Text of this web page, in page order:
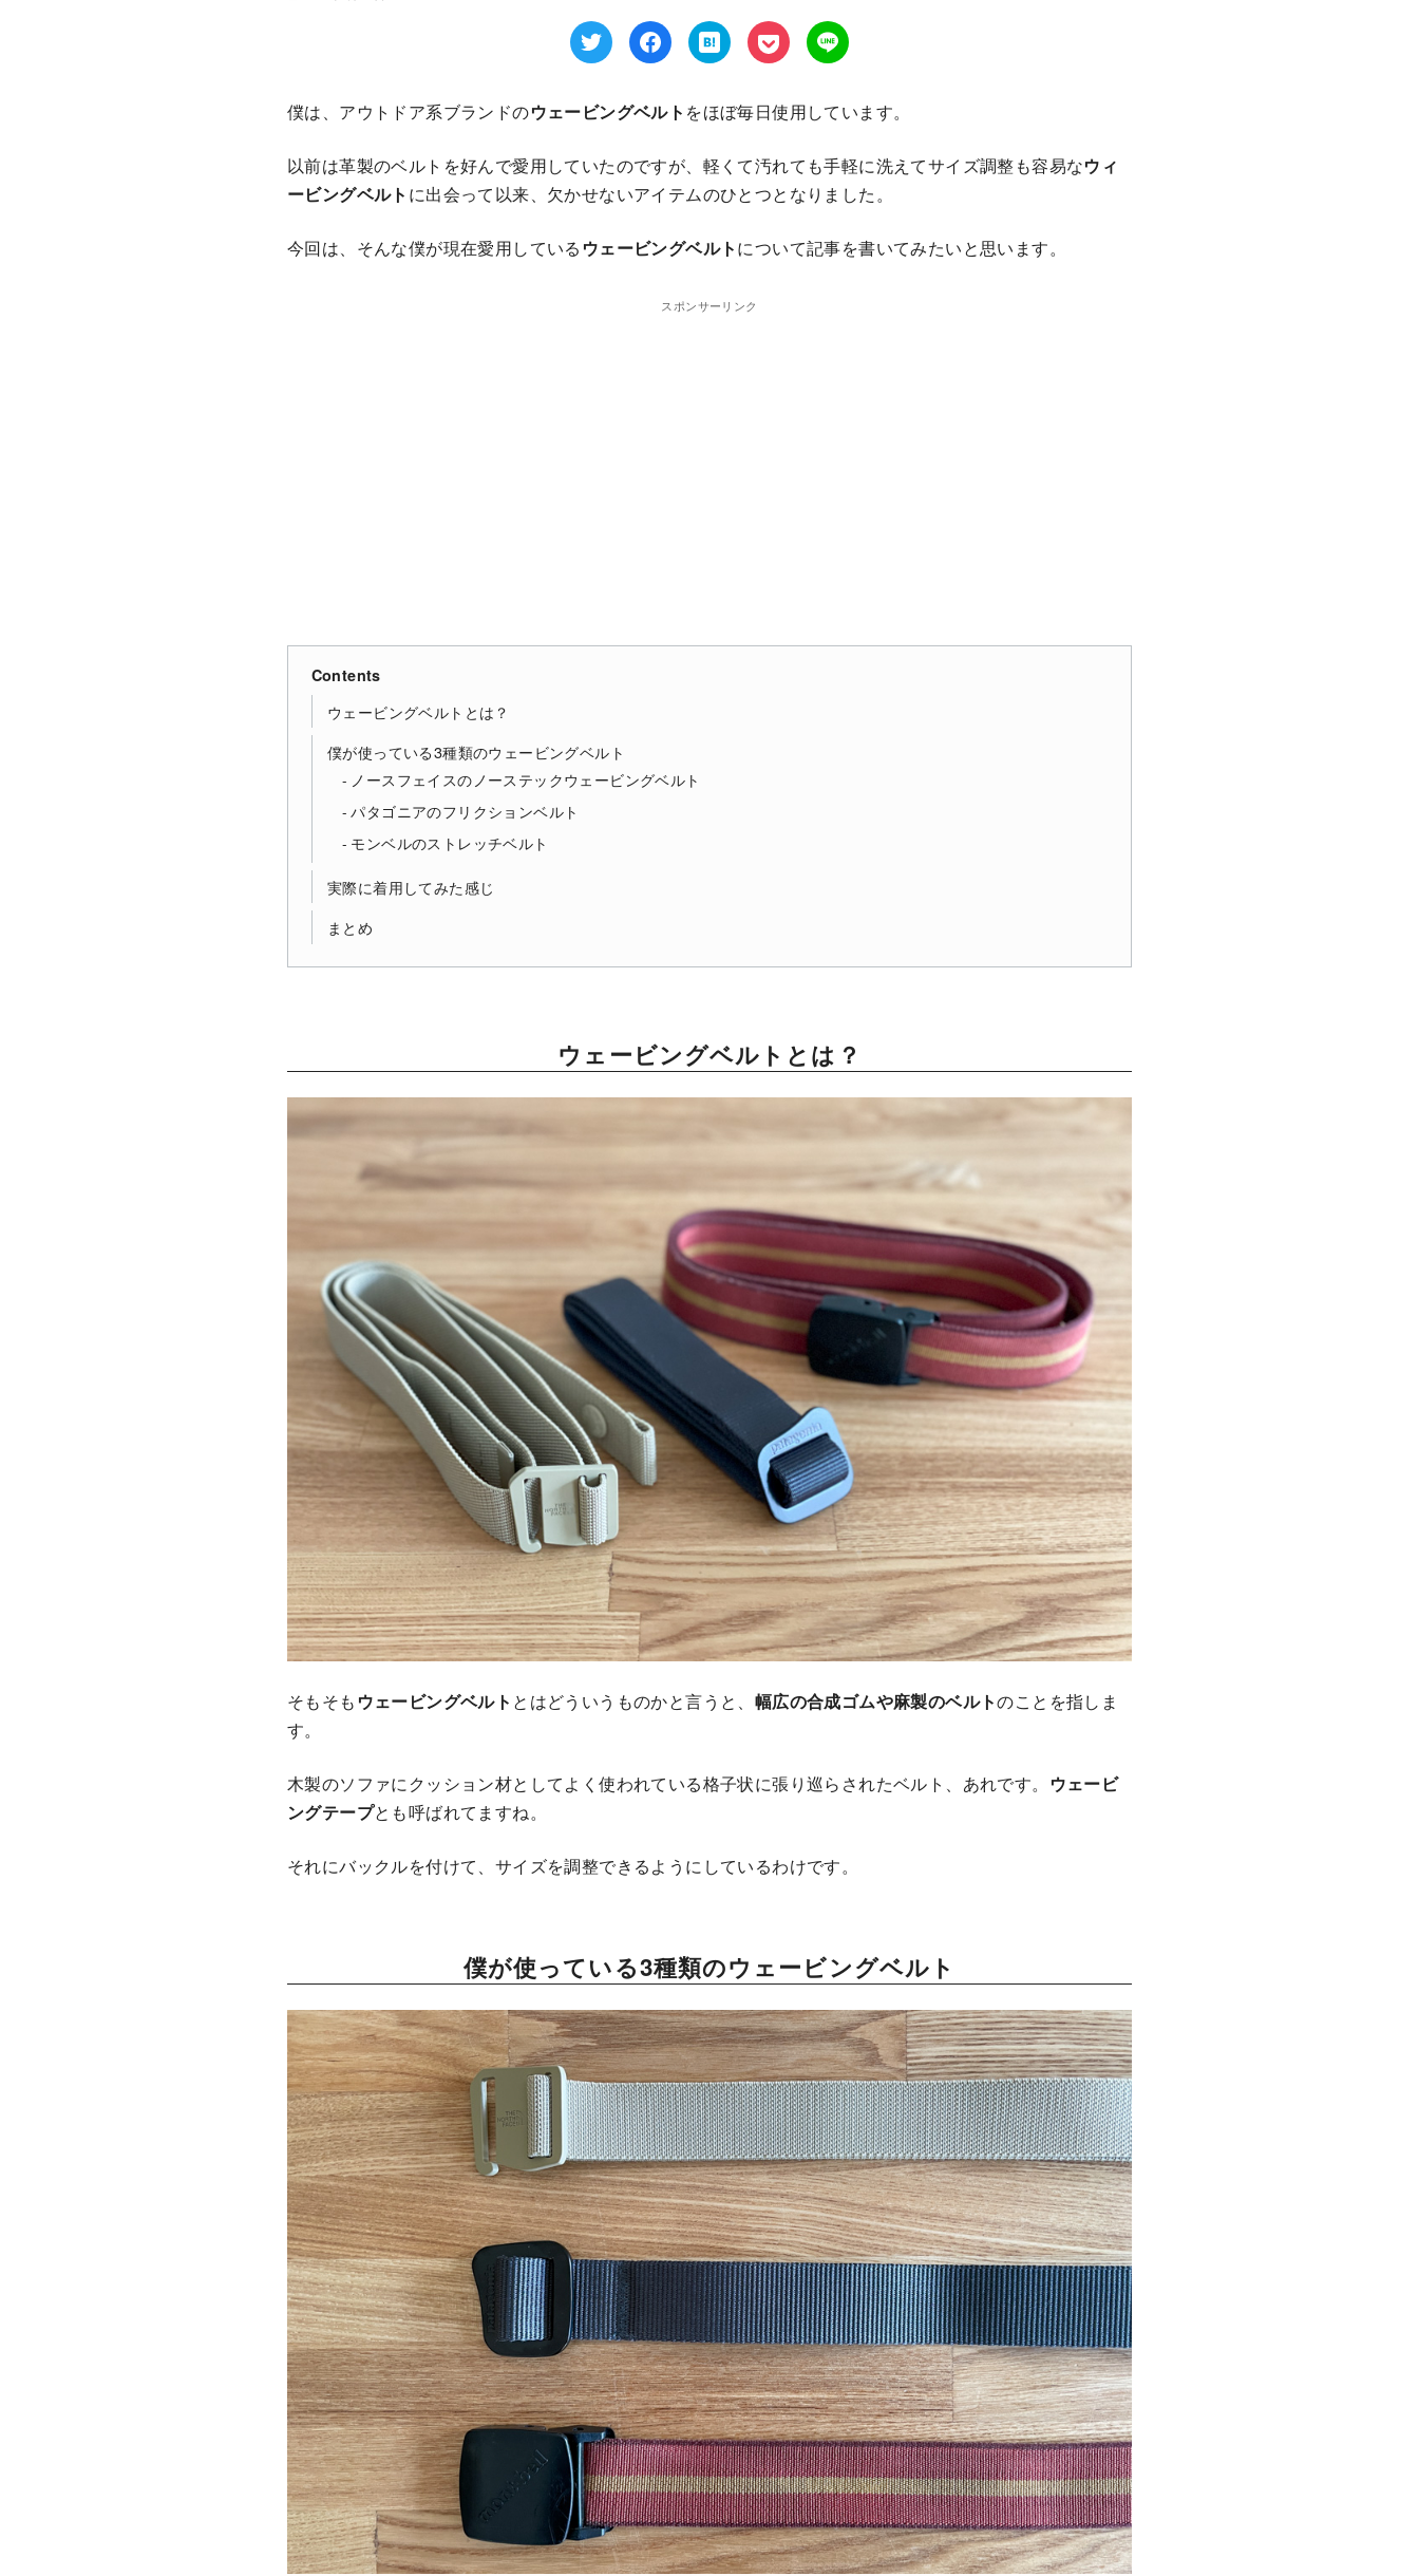
僕は、アウトドア系ブランドのウェービングベルト をほぼ毎日使用しています。
以前は革製のベルトを好んで愛用していたのですが、軽くて汚れても手軽に洗えてサイズ調整も容易なウィ
ービングベルト に出会って以来、欠かせないアイテムのひとつとなりました。
今回は、そんな僕が現在愛用している ウェービングベルトについて記事を書いてみたいと思います。
スポンサーリンク
Contents
ウェービングベルトとは？
僕が使っている3種類のウェービングベルト
ノースフェイスのノーステックウェービングベルト
パタゴニアのフリクションベルト
モンベルのストレッチベルト
実際に着用してみた感じ
まとめ
ウェービングベルト とは？
そもそも ウェービングベルト とはどういうものかと言うと、 幅広の合成ゴムや麻製のベルトのことを指しま
す。
木製のソファにクッション材としてよく使われている格子状に張り巡らされたベルト、あれです。
ウェービ
ングテープとも呼ばれてますね。
それにバックルを付けて、サイズを調整できるようにしているわけです。
僕が使っている3種類のウェービングベルト